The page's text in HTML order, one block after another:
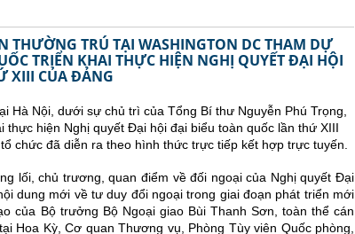
THƯỜNG TRÚ TẠI WASHINGTON DC THAM DỰ
TRIỂN KHAI THỰC HIỆN NGHỊ QUYẾT ĐẠI HỘI
XIII CỦA ĐẢNG
Hà Nội, dưới sự chủ trì của Tổng Bí thư Nguyễn Phú Trọng,
thực hiện Nghị quyết Đại hội đại biểu toàn quốc lần thứ XIII
chức đã diễn ra theo hình thức trực tiếp kết hợp trực tuyến.
lối, chủ trương, quan điểm về đối ngoại của Nghị quyết Đại
dung mới về tư duy đổi ngoại trong giai đoạn phát triển mới
của Bộ trưởng Bộ Ngoại giao Bùi Thanh Sơn, toàn thể cán
Hoa Kỳ, Cơ quan Thương vụ, Phòng Tùy viên Quốc phòng,